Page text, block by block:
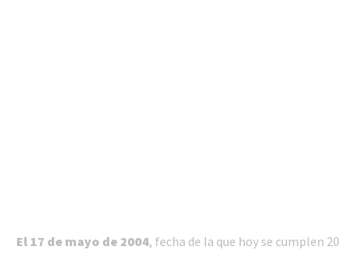
El 17 de mayo de 2004, fecha de la que hoy se cumplen 20